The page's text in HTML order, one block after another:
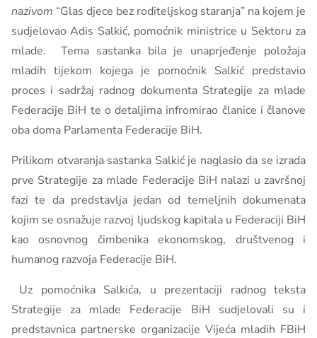
nazivom “Glas djece bez roditeljskog staranja” na kojem je
sudjelovao Adis Salkić, pomoćnik ministrice u Sektoru za
mlade. Tema sastanka bila je unaprjeđenje položaja
mladih tijekom kojega je pomoćnik Salkić predstavio
proces i sadržaj radnog dokumenta Strategije za mlade
Federacije BiH te o detaljima infromirao članice i članove
oba doma Parlamenta Federacije BiH.
Prilikom otvaranja sastanka Salkić je naglasio da se izrada
prve Strategije za mlade Federacije BiH nalazi u završnoj
fazi te da predstavlja jedan od temeljnih dokumenata
kojim se osnažuje razvoj ljudskog kapitala u Federaciji BiH
kao osnovnog čimbenika ekonomskog, društvenog i
humanog razvoja Federacije BiH.
Uz pomoćnika Salkića, u prezentaciji radnog teksta
Strategije za mlade Federacije BiH sudjelovali su i
predstavnica partnerske organizacije Vijeća mladih FBiH